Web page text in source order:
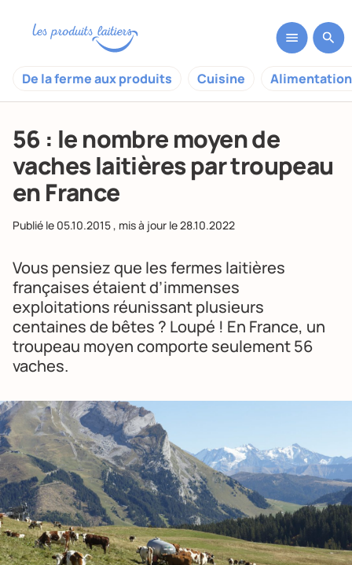
De la ferme aux produits Cuisine
56 : le nombre moyen de
vaches laitières par troupeau
en France
Publié le 05.10.2015, mis à jour le28.10.2022
Vous pensiez que les fermes laitières
françaises étaient d’immenses
exploitations réunissant plusieurs
centaines de bêtes ? Loupé ! En France, un
troupeau moyen comporte seulement 56
vaches.